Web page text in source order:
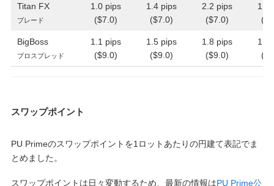
Titan FX
ブレード
1.0 pips
($7.0)
1.4 pips
($7.0)
2.2 pips
($7.0)
1.8
BigBoss
プロスプレッド
1.1 pips
($9.0)
1.5 pips
($9.0)
1.8 pips
($9.0)
1.6
スワップポイント
PU Primeのスワップポイントを1ロットあたりの円建て表記でま
とめました。
スワップポイントは日々変動するため、最新の情報はPU Prime公